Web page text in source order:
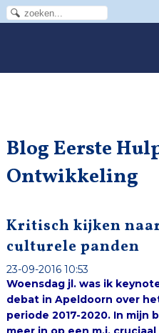
Blog Eerste
Ontwikkeling
Kritisch kijken
culturele panden
23-09-2016 10:53
Woensdag jl. was ik
debat in Apeldoorn over
periode 2017-2020. In
meer in op een m.i.